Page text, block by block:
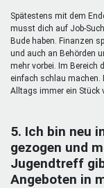
Spätestens mit dem
musst dich auf Job-
Bude haben. Finanzen
und auch an Behörden
mehr vorbei. Im Bereich
einfach schlau machen.
Alltags immer ein Stück
5. Ich bin neu
gezogen und
Jugendtreff
Angeboten in